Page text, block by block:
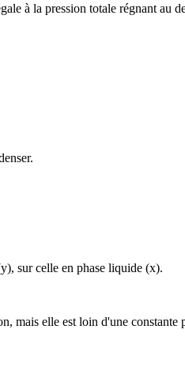
à la pression totale régnant au
sur celle en phase liquide (x).
mais elle est loin d'une